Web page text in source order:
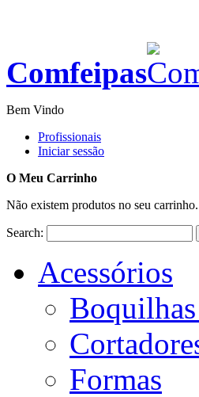
Comfeipas
Bem Vindo
Profissionais
Iniciar sessão
O Meu Carrinho
Não existem produtos no seu carrinho.
Search:
Acessórios
Formas